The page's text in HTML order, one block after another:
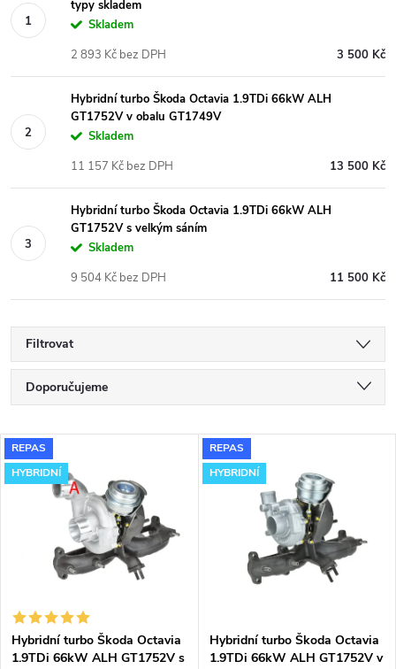
typy skladem
Skladem
3 500 Kč
2 893 Kč bez DPH
Hybridní turbo Škoda Octavia 1.9TDi 66kW ALH
GT1752V v obalu GT1749V
Skladem
13 500 Kč
11 157 Kč bez DPH
Hybridní turbo Škoda Octavia 1.9TDi 66kW ALH
GT1752V s velkým sáním
Skladem
11 500 Kč
9 504 Kč bez DPH
Filtrovat
Ř
a
z
í
p
Doporučujeme
Nejdražší
Nejprodávanější
Abecedně
V
ý
s
REPAS
HYBRIDNÍ
Hybridní turbo Škoda Octavia
1.9TDi 66kW ALH GT1752V s
REPAS
HYBRIDNÍ
Hybridní turbo Škoda Octavia
1.9TDi 66kW ALH GT1752V v